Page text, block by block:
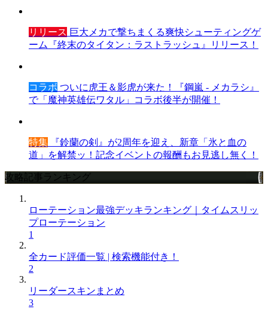
リリース 巨大メカで撃ちまくる爽快シューティングゲ
ーム『終末のタイタン：ラストラッシュ』リリース！
コラボ ついに虎王＆影虎が来た！『鋼嵐 - メカラシ』
で「魔神英雄伝ワタル」コラボ後半が開催！
特集 『鈴蘭の剣』が2周年を迎え、新章「氷と血の
道」を解禁ッ！記念イベントの報酬もお見逃し無く！
攻略記事ランキング
ローテーション最強デッキランキング｜タイムスリッ
プローテーション
1
全カード評価一覧 | 検索機能付き！
2
リーダースキンまとめ
3